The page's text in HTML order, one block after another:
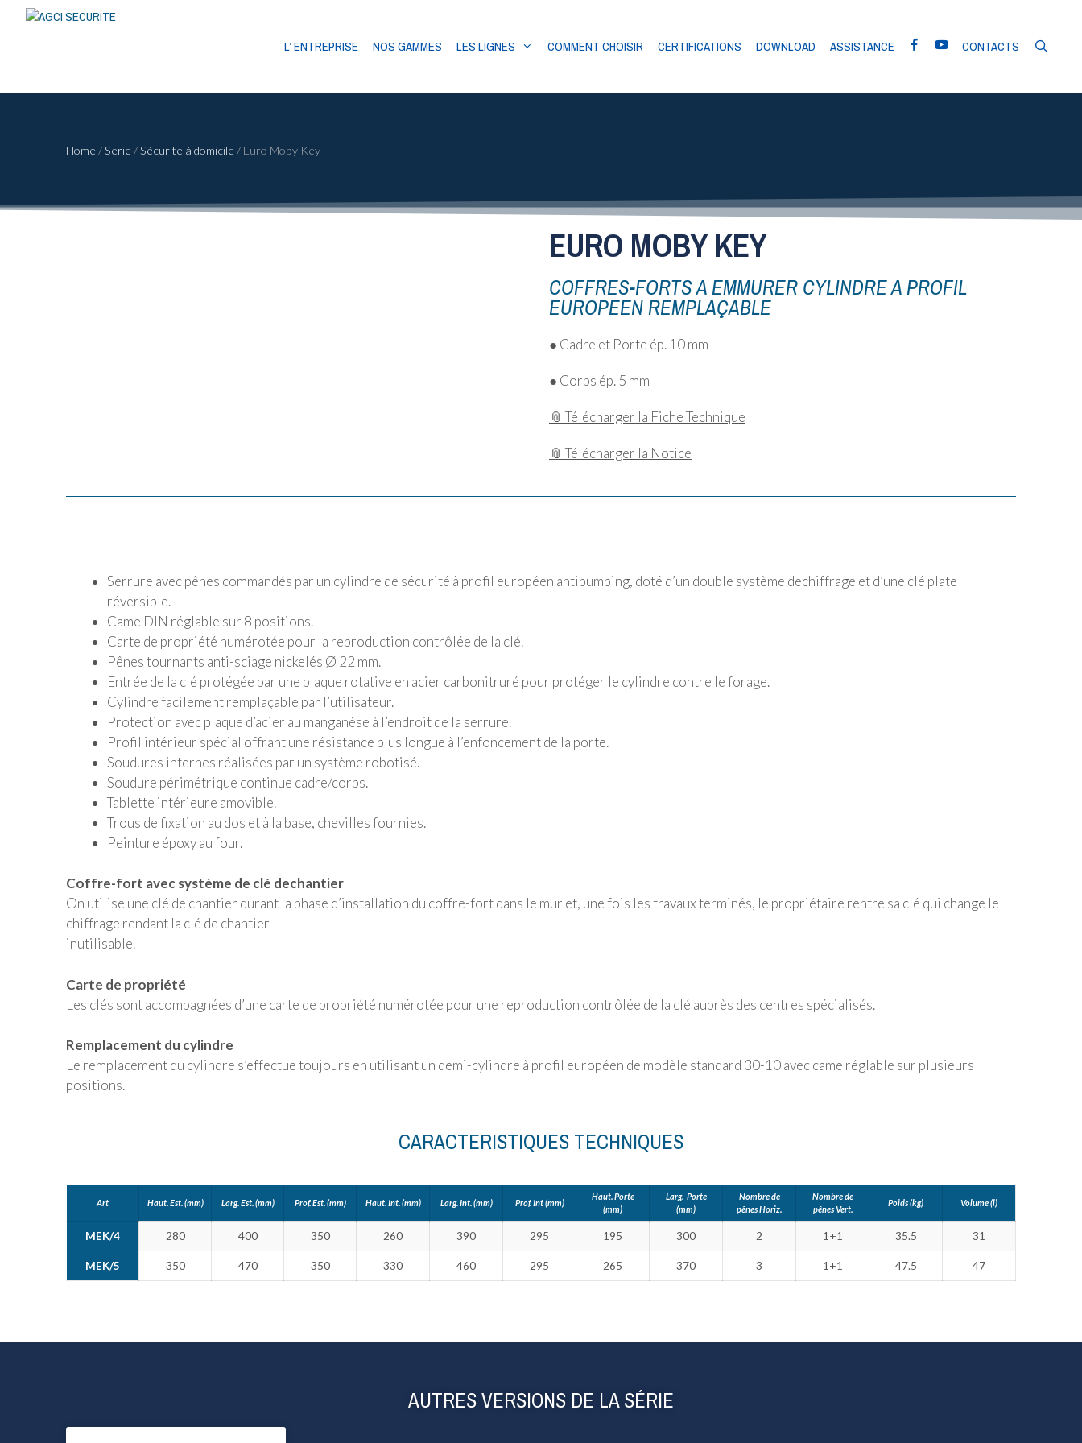
L’ ENTREPRISE NOS GAMMES LES LIGNES COMMENT CHOISIR CERTIFICATIONS DOWNLOAD ASSISTANCE CONTACTS
Home /Serie /Sécurité à domicile / Euro Moby Key
EURO MOBY KEY
COFFRES-FORTS A EMMURER CYLINDRE A PROFIL
EUROPEEN REMPLAÇABLE
● Cadre et Porte ép. 10 mm
● Corps ép. 5 mm
📎 Télécharger la Fiche Technique
📎 Télécharger la Notice
Serrure avec pênes commandés par un cylindre de sécurité à profil européen antibumping, doté d’un double système dechiffrage et d’une clé plate
réversible.
Came DIN réglable sur 8 positions.
Carte de propriété numérotée pour la reproduction contrôlée de la clé.
Pênes tournants anti-sciage nickelés Ø 22 mm.
Entrée de la clé protégée par une plaque rotative en acier carbonitruré pour protéger le cylindre contre le forage.
Cylindre facilement remplaçable par l’utilisateur.
Protection avec plaque d’acier au manganèse à l’endroit de la serrure.
Profil intérieur spécial offrant une résistance plus longue à l’enfoncement de la porte.
Soudures internes réalisées par un système robotisé.
Soudure périmétrique continue cadre/corps.
Tablette intérieure amovible.
Trous de fixation au dos et à la base, chevilles fournies.
Peinture époxy au four.
Coffre-fort avec système de clé dechantier
On utilise une clé de chantier durant la phase d’installation du coffre-fort dans le mur et, une fois les travaux terminés, le propriétaire rentre sa clé qui change le
chiffrage rendant la clé de chantier
inutilisable.
Carte de propriété
Les clés sont accompagnées d’une carte de propriété numérotée pour une reproduction contrôlée de la clé auprès des centres spécialisés.
Remplacement du cylindre
Le remplacement du cylindre s’effectue toujours en utilisant un demi-cylindre à profil européen de modèle standard 30-10 avec came réglable sur plusieurs
positions.
CARACTERISTIQUES TECHNIQUES
Art Haut. Est. (mm) Larg. Est. (mm) Prof. Est. (mm) Haut. Int. (mm) Larg. Int. (mm) Prof. Int (mm)
Haut. Porte
(mm)
Larg. Porte
(mm)
Nombre de
pênes Horiz.
Nombre de
pênes Vert.
Poids (kg) Volume (l)
MEK/4 280 400 350 260 390 295 195 300 2 1+1 35.5 31
MEK/5 350 470 350 330 460 295 265 370 3 1+1 47.5 47
AUTRES VERSIONS DE LA SÉRIE